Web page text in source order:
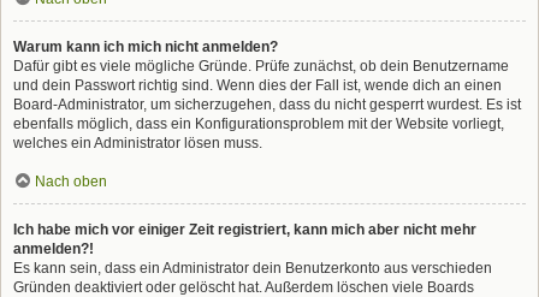
Warum kann ich mich nicht anmelden?
Dafür gibt es viele mögliche Gründe. Prüfe zunächst, ob dein Benutzername
und dein Passwort richtig sind. Wenn dies der Fall ist, wende dich an einen
Board-Administrator, um sicherzugehen, dass du nicht gesperrt wurdest. Es ist
ebenfalls möglich, dass ein Konfigurationsproblem mit der Website vorliegt,
welches ein Administrator lösen muss.
Nach oben
Ich habe mich vor einiger Zeit registriert, kann mich aber nicht mehr
anmelden?!
Es kann sein, dass ein Administrator dein Benutzerkonto aus verschieden
Gründen deaktiviert oder gelöscht hat. Außerdem löschen viele Boards